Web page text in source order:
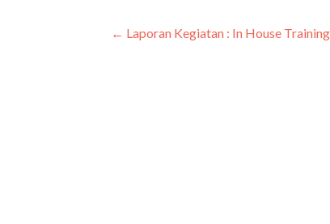
Navigasi
← Laporan Kegiatan : In House